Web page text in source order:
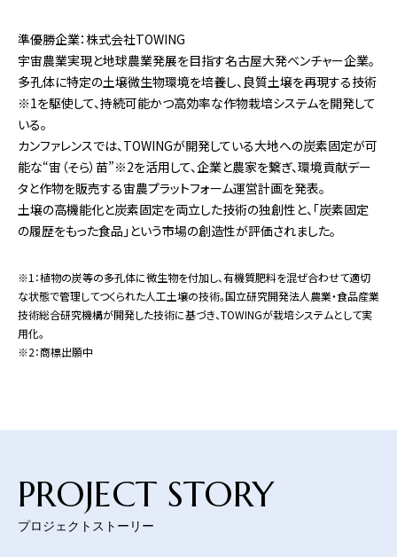
準優勝企業：株式会社TOWING
宇宙農業実現と地球農業発展を目指す名古屋大発ベンチャー企業。
多孔体に特定の土壌微生物環境を培養し、良質土壌を再現する技術
※1を駆使して、持続可能かつ高効率な作物栽培システムを開発して
いる。
カンファレンスでは、TOWINGが開発している大地への炭素固定が可
能な“宙（そら）苗”※2を活用して、企業と農家を繋ぎ、環境貢献デー
タと作物を販売する宙農プラットフォーム運営計画を発表。
土壌の高機能化と炭素固定を両立した技術の独創性と、「炭素固定
の履歴をもった食品」という市場の創造性が評価されました。
※1：植物の炭等の多孔体に微生物を付加し、有機質肥料を混ぜ合わせて適切
な状態で管理してつくられた人工土壌の技術。国立研究開発法人農業・食品産業
技術総合研究機構が開発した技術に基づき、TOWINGが栽培システムとして実
用化。
※2：商標出願中
PROJECT STORY
プロジェクトストーリー